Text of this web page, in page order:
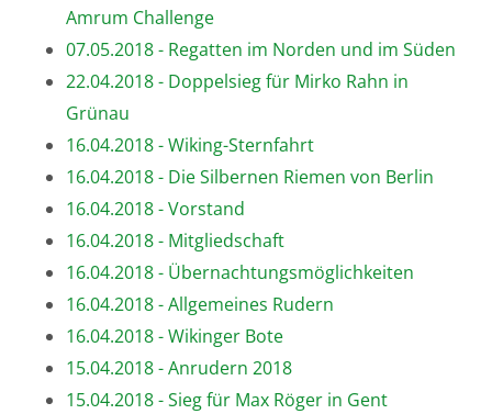
Amrum Challenge
07.05.2018 - Regatten im Norden und im Süden
22.04.2018 - Doppelsieg für Mirko Rahn in
Grünau
16.04.2018 - Wiking-Sternfahrt
16.04.2018 - Die Silbernen Riemen von Berlin
16.04.2018 - Vorstand
16.04.2018 - Mitgliedschaft
16.04.2018 - Übernachtungsmöglichkeiten
16.04.2018 - Allgemeines Rudern
16.04.2018 - Wikinger Bote
15.04.2018 - Anrudern 2018
15.04.2018 - Sieg für Max Röger in Gent